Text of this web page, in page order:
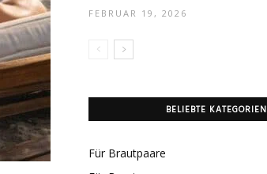
FEBRUAR 19, 2026
BELIEBTE KATEGORIEN
Für Brautpaare